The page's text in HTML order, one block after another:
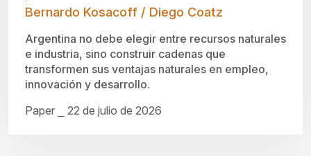
Bernardo Kosacoff / Diego Coatz
Argentina no debe elegir entre recursos naturales
e industria, sino construir cadenas que
transformen sus ventajas naturales en empleo,
innovación y desarrollo.
Paper ⎯ 22 de julio de 2026